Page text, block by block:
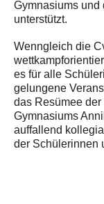
Gymnasiums und
unterstützt.
Wenngleich die
es für alle
gelungene
das Resümee
Gymnasiums
auffallend
der Schülerinnen